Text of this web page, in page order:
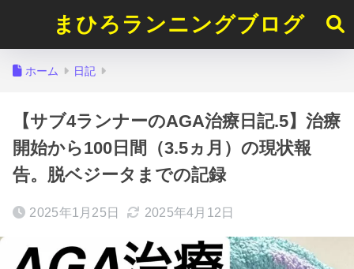
まひろランニングブログ
ホーム 日記
【サブ4ランナーのAGA治療日記.5】治療
開始から100日間（3.5ヵ月）の現状報
告。脱ベジータまでの記録
2025年1月25日 2025年4月12日